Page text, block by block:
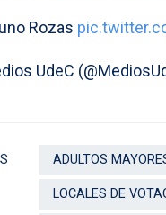
Rozas
UdeC
ADULTOS
LOCALES DE